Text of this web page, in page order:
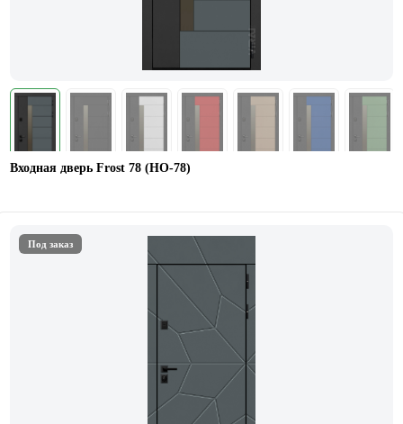
Входная дверь Frost 78 (НО-78)
Под заказ